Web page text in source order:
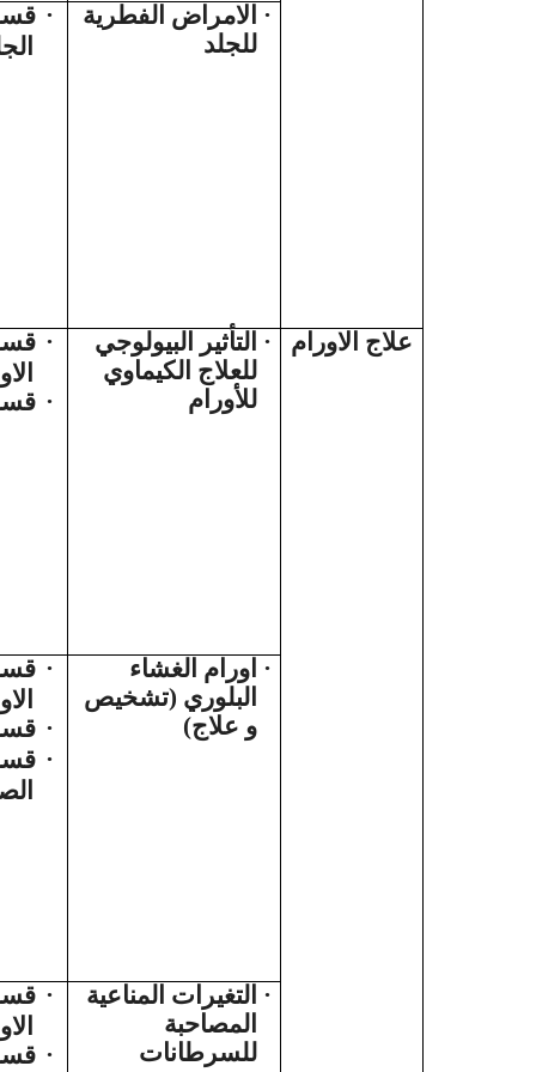
· الامراض الفطرية
للجلد
·
علاج الاورام · التأثير البيولوجي
للعلاج الكيماوي
للأورام
·
·
· اورام الغشاء
البلوري (تشخيص
و علاج)
·
·
·
· التغيرات المناعية
المصاحبة
للسرطانات
·
·